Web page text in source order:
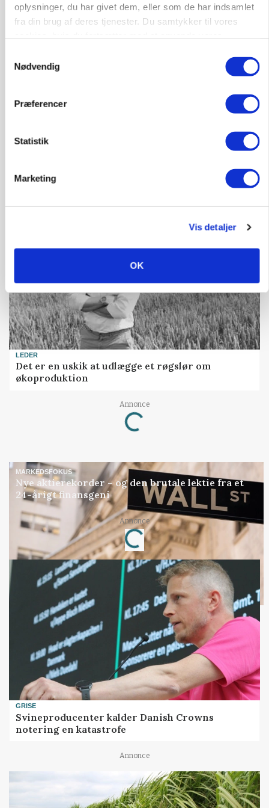
oplysninger, du har givet dem, eller som de har indsamlet
fra din brug af deres tjenester. Du samtykker til vores
Nødvendig
Præferencer
Statistik
Marketing
Vis detaljer
OK
presset marked for oksekød
ULVE
Bekræftet: Sætter droner ind mod problemulv
LEDER
Det er en uskik at udlægge et røgslør om
økoproduktion
Annonce
Loading...
MARKEDSFOKUS
Nye aktierekorder – og den brutale lektie fra et
24-årigt finansgeni
Annonce
Loading...
GRISE
Svineproducenter kalder Danish Crowns
notering en katastrofe
Annonce